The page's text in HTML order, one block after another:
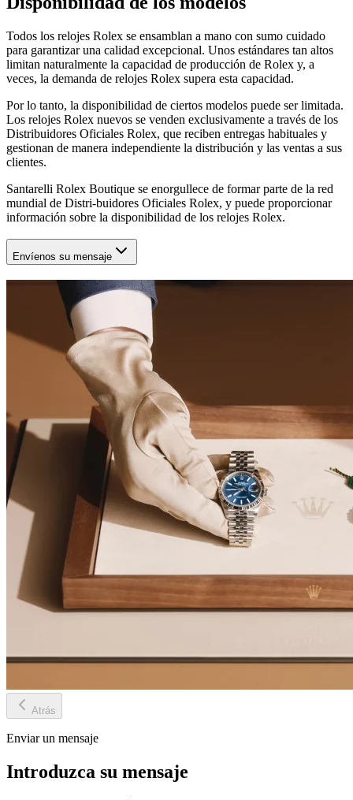
Todos los relojes Rolex se ensamblan a mano con sumo cuidado
para garantizar una calidad excepcional. Unos estándares tan altos
limitan naturalmente la capacidad de producción de Rolex y, a
veces, la demanda de relojes Rolex supera esta capacidad.
Por lo tanto, la disponibilidad de ciertos modelos puede ser limitada.
Los relojes Rolex nuevos se venden exclusivamente a través de los
Distribuidores Oficiales Rolex, que reciben entregas habituales y
gestionan de manera independiente la distribución y las ventas a sus
clientes.
Santarelli Rolex Boutique se enorgullece de formar parte de la red
mundial de Distri-buidores Oficiales Rolex, y puede proporcionar
información sobre la disponibilidad de los relojes Rolex.
Envíenos su mensaje
Atrás
Enviar un mensaje
Introduzca su mensaje